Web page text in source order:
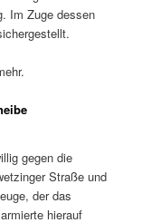
Im Zuge dessen
gegen die
Straße und
der das
hierauf